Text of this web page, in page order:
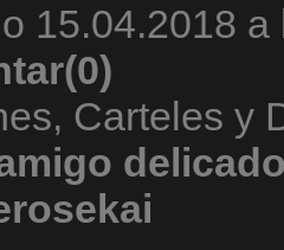
15.04.2018 a
Carteles y